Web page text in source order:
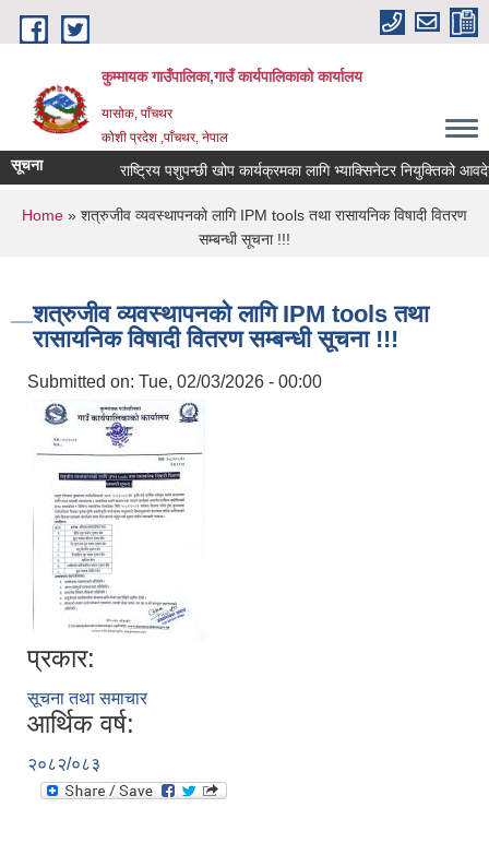
Skip to main content
कुम्मायक गाउँपालिका,गाउँ कार्यपालिकाको कार्यालय
यासोक, पाँचथर
कोशी प्रदेश ,पाँचथर, नेपाल
सूचना राष्ट्रिय पशुपन्छी खोप कार्यक्रमका लागि भ्याक्सिनेटर नियुक्तिको
You are here
Home » शत्रुजीव व्यवस्थापनको लागि IPM tools तथा रासायनिक विषादी वितरण
सम्बन्धी सूचना !!!
शत्रुजीव व्यवस्थापनको लागि IPM tools तथा
रासायनिक विषादी वितरण सम्बन्धी सूचना !!!
Submitted on: Tue, 02/03/2026 - 00:00
प्रकार:
सूचना तथा समाचार
आर्थिक वर्ष:
२०८२/०८३